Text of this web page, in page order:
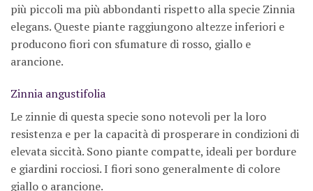
più piccoli ma più abbondanti rispetto alla specie Zinnia
elegans. Queste piante raggiungono altezze inferiori e
producono fiori con sfumature di rosso, giallo e
arancione.
Zinnia angustifolia
Le zinnie di questa specie sono notevoli per la loro
resistenza e per la capacità di prosperare in condizioni di
elevata siccità. Sono piante compatte, ideali per bordure
e giardini rocciosi. I fiori sono generalmente di colore
giallo o arancione.